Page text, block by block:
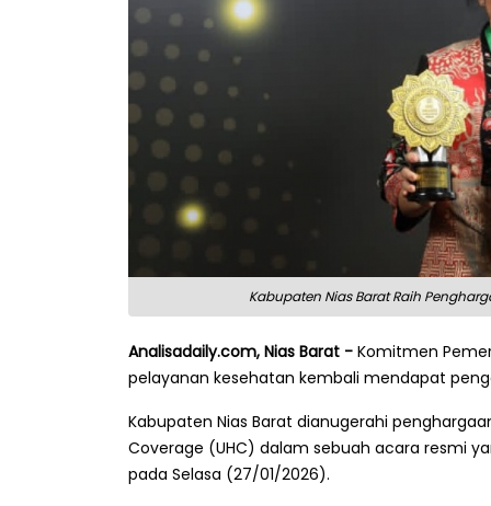
Kabupaten Nias Barat Raih
Analisadaily.com, Nias Barat - Komitmen
pelayanan kesehatan kembali mendapat
Kabupaten Nias Barat dianugerahi
Coverage (UHC) dalam sebuah acara resmi
pada Selasa (27/01/2026).